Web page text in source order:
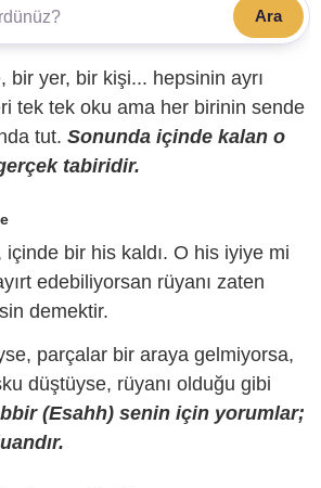
Ara
bir yer, bir kişi... hepsinin ayrı
tek tek oku ama her birinin sende
tut. Sonunda içinde kalan o
tabiridir.
bir his kaldı. O his iyiye mi
edebiliyorsan rüyanı zaten
demektir.
parçalar bir araya gelmiyorsa,
düştüyse, rüyanı olduğu gibi
(Esahh) senin için yorumlar;